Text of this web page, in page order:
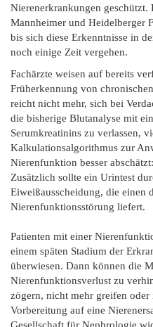
Nierenerkrankungen geschützt.
Mannheimer und Heidelberger
bis sich diese Erkenntnisse in
noch einige Zeit vergehen.
Fachärzte weisen auf bereits
Früherkennung von
reicht nicht mehr, sich bei
die bisherige Blutanalyse mit
Serumkreatinins zu verlassen,
Kalkulationsalgorithmus zur
Nierenfunktion besser
Zusätzlich sollte ein Urintest
Eiweißausscheidung, die einen
Nierenfunktionsstörung liefert.
Patienten mit einer
einem späten Stadium der
überwiesen. Dann können die
Nierenfunktionsverlust zu
zögern, nicht mehr greifen
Vorbereitung auf eine